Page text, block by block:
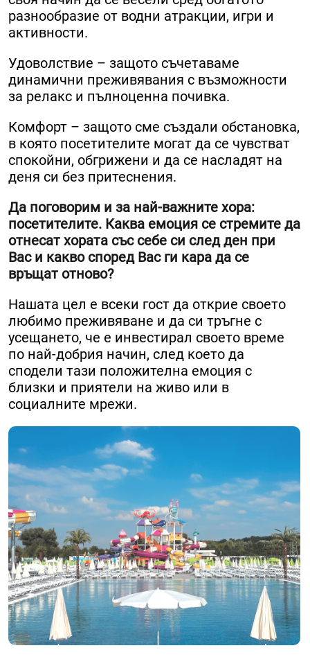
разнообразие от водни атракции, игри и
активности.
Удоволствие – защото съчетаваме
динамични преживявания с възможности
за релакс и пълноценна почивка.
Комфорт – защото сме създали обстановка,
в която посетителите могат да се чувстват
спокойни, обгрижени и да се насладят на
деня си без притеснения.
Да поговорим и за най-важните хора:
посетителите. Каква емоция се стремите да
отнесат хората със себе си след ден при
Вас и какво според Вас ги кара да се
връщат отново?
Нашата цел е всеки гост да открие своето
любимо преживяване и да си тръгне с
усещането, че е инвестирал своето време
по най-добрия начин, след което да
сподели тази положителна емоция с
близки и приятели на живо или в
социалните мрежи.